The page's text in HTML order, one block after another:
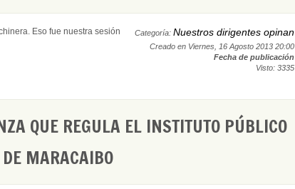
Categoría: Nuestros dirigentes opinan
Creado en Viernes, 16 Agosto 2013 20:00
Fecha de publicación
Visto: 3335
Eso fue nuestra sesión
QUE REGULA EL INSTITUTO PÚBLICO
MARACAIBO